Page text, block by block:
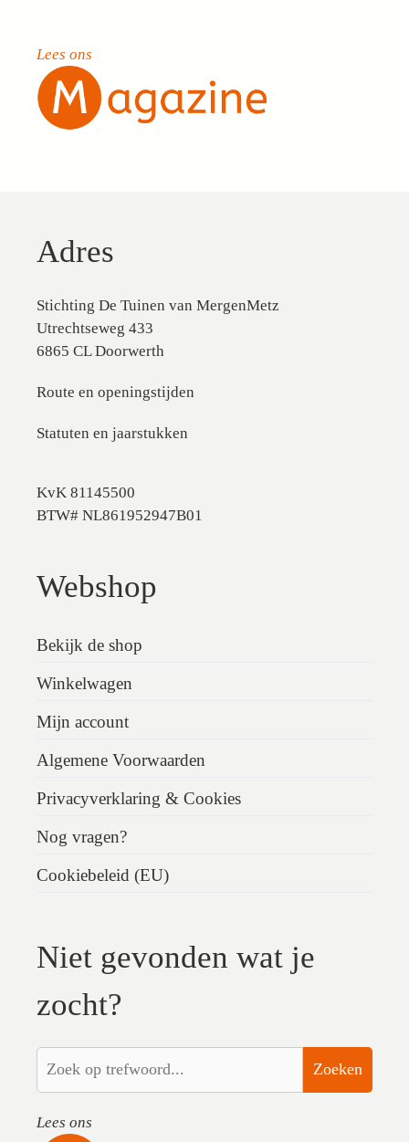
Lees ons
Adres
Stichting De Tuinen van MergenMetz
Utrechtseweg 433
6865 CL Doorwerth
Route en openingstijden
Statuten en jaarstukken
KvK 81145500
BTW# NL861952947B01
Webshop
Bekijk de shop
Winkelwagen
Mijn account
Algemene Voorwaarden
Privacyverklaring & Cookies
Nog vragen?
Cookiebeleid (EU)
Niet gevonden wat je
zocht?
Zoeken
Lees ons